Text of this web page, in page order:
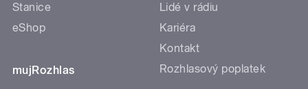
Stanice
eShop
mujRozhlas
Lidé v rádiu
Kariéra
Kontakt
Rozhlasový poplatek